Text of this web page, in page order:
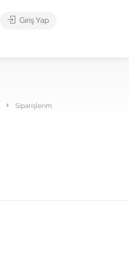
Giriş Yap
Siparişlerim